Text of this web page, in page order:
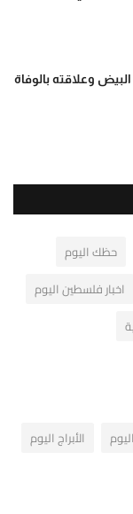
وعلاقته بالوفاة
حظك اليوم
اخبار فلسطين اليوم
الأبراج اليوم